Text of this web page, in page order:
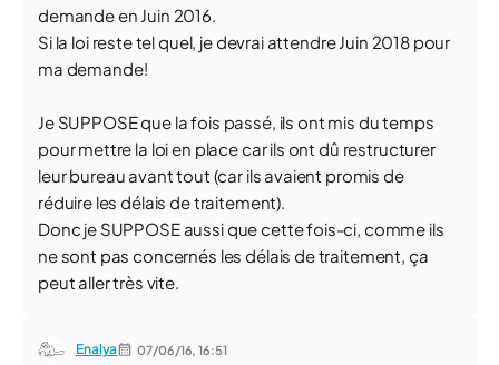
demande en Juin 2016.
Si la loi reste tel quel, je devrai attendre Juin 2018 pour
ma demande!
Je SUPPOSE que la fois passé, ils ont mis du temps
pour mettre la loi en place car ils ont dû restructurer
leur bureau avant tout (car ils avaient promis de
réduire les délais de traitement).
Donc je SUPPOSE aussi que cette fois-ci, comme ils
ne sont pas concernés les délais de traitement, ça
peut aller très vite.
Enalya 07/06/16,16:51